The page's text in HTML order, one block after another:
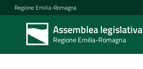
Vai al contenuto
Vai alla navigazione
Vai al footer
Regione Emilia-Romagna
Assemblea legislativa
Regione Emilia-Romagna
Assemblea
legislativa
Regione Emilia-